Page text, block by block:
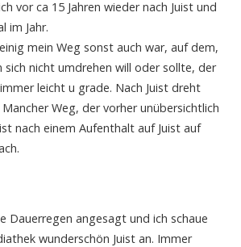
vor ca 15 Jahren wieder nach Juist und
im Jahr.
mein Weg sonst auch war, auf dem,
nicht umdrehen will oder sollte, der
leicht u grade. Nach Juist dreht
Weg, der vorher unübersichtlich
nach einem Aufenthalt auf Juist auf
Dauerregen angesagt und ich schaue
wunderschön Juist an. Immer